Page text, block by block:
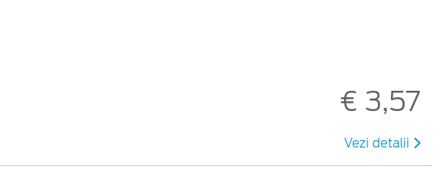
€ 3,57
Vezi detalii